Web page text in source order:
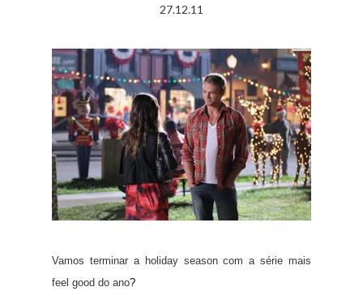
27.12.11
Vamos terminar a holiday season com a série mais
feel good do ano?